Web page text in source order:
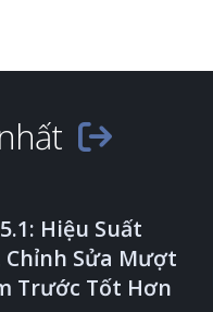
Hiệu Suất
Sửa Mượt
Trước Tốt Hơn